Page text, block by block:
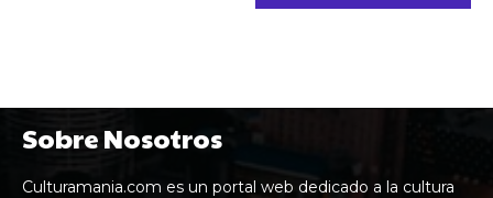
Sobre Nosotros
Culturamania.com es un portal web dedicado a la cultura